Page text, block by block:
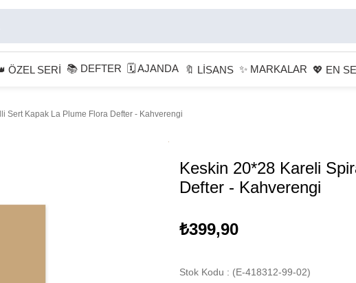
ÖZEL SERİ 📚 DEFTER 🗓 AJANDA 🔖 LİSANS ✨ MARKALAR 💖 EN
Sert Kapak La Plume Flora Defter - Kahverengi
Keskin 20*28 Kareli
Defter - Kahverengi
₺399,90
Stok Kodu
(E-418312-99-02)